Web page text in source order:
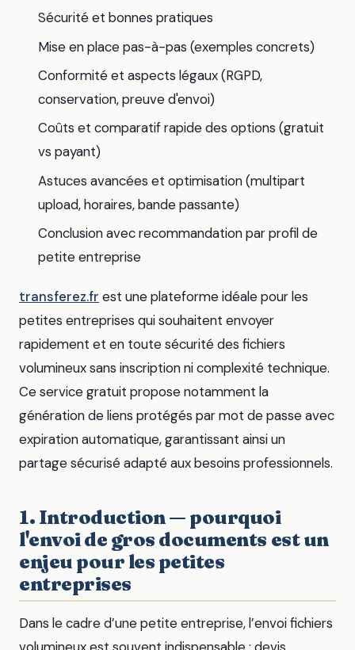
Sécurité et bonnes pratiques
Mise en place pas-à-pas (exemples concrets)
Conformité et aspects légaux (RGPD,
conservation, preuve d'envoi)
Coûts et comparatif rapide des options (gratuit
vs payant)
Astuces avancées et optimisation (multipart
upload, horaires, bande passante)
Conclusion avec recommandation par profil de
petite entreprise
transferez.fr est une plateforme idéale pour les
petites entreprises qui souhaitent envoyer
rapidement et en toute sécurité des fichiers
volumineux sans inscription ni complexité technique.
Ce service gratuit propose notamment la
génération de liens protégés par mot de passe avec
expiration automatique, garantissant ainsi un
partage sécurisé adapté aux besoins professionnels.
1. Introduction — pourquoi
l'envoi de gros documents est un
enjeu pour les petites
entreprises
Dans le cadre d’une petite entreprise, l’envoi fichiers